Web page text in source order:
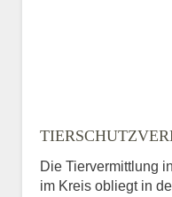
Die Tiervermittlung
im Kreis obliegt in